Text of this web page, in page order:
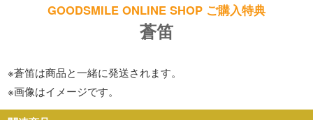
GOODSMILE ONLINE SHOP ご購入特典
蒼笛
※蒼笛は商品と一緒に発送されます。
※画像はイメージです。